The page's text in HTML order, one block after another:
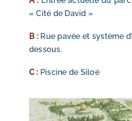
« Cité de David »
B : Rue pavée et système
dessous.
C : Piscine de Siloé